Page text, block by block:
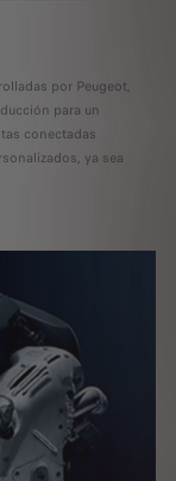
por Peugeot,
para un
conectadas
ya sea